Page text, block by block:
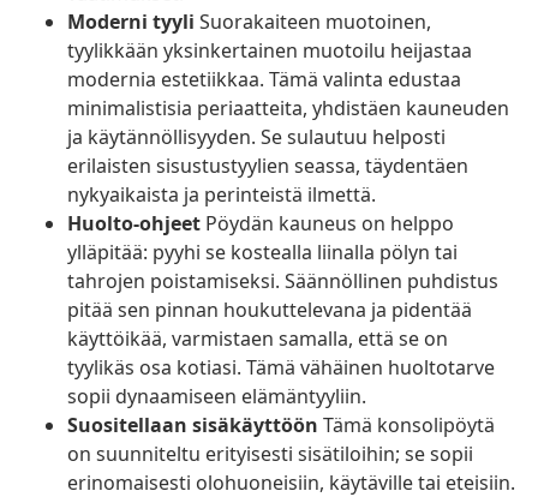
Moderni tyyli Suorakaiteen muotoinen,
tyylikkään yksinkertainen muotoilu heijastaa
modernia estetiikkaa. Tämä valinta edustaa
minimalistisia periaatteita, yhdistäen kauneuden
ja käytännöllisyyden. Se sulautuu helposti
erilaisten sisustustyylien seassa, täydentäen
nykyaikaista ja perinteistä ilmettä.
Huolto-ohjeet Pöydän kauneus on helppo
ylläpitää: pyyhi se kostealla liinalla pölyn tai
tahrojen poistamiseksi. Säännöllinen puhdistus
pitää sen pinnan houkuttelevana ja pidentää
käyttöikää, varmistaen samalla, että se on
tyylikäs osa kotiasi. Tämä vähäinen huoltotarve
sopii dynaamiseen elämäntyyliin.
Suositellaan sisäkäyttöön Tämä konsolipöytä
on suunniteltu erityisesti sisätiloihin; se sopii
erinomaisesti olohuoneisiin, käytäville tai eteisiin.